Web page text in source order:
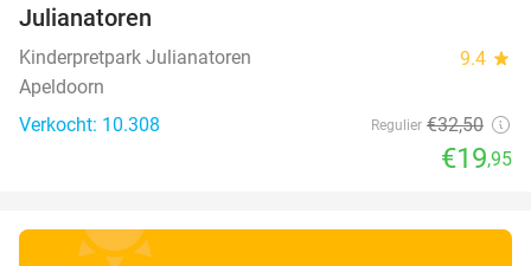
Julianatoren
Kinderpretpark Julianatoren 9.4 star
Apeldoorn
Verkocht: 10.308
Regulier €32,50
€19,95